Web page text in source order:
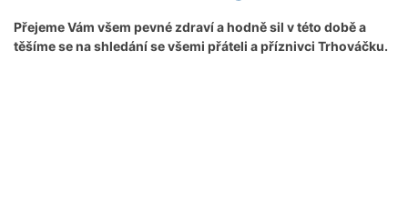
Přejeme Vám všem pevné zdraví a hodně sil v této době a
těšíme se na shledání se všemi přáteli a příznivci Trhováčku.